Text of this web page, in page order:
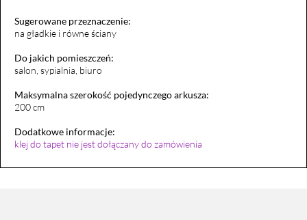
Sugerowane przeznaczenie:
na gładkie i równe ściany
Do jakich pomieszczeń:
salon, sypialnia, biuro
Maksymalna szerokość pojedynczego arkusza:
200 cm
Dodatkowe informacje:
klej do tapet nie jest dołączany do zamówienia